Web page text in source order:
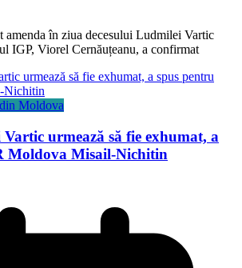
amenda în ziua decesului Ludmilei Vartic
IGP, Viorel Cernăuțeanu, a confirmat
Moldova
urmează să fie exhumat, a
Moldova Misail-Nichitin